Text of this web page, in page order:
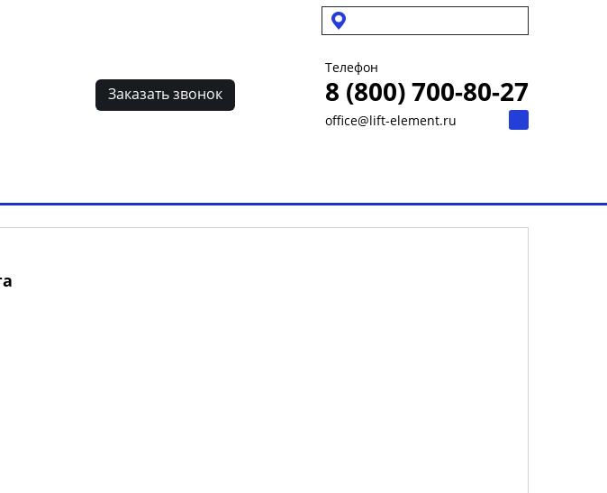
Телефон
8 (800) 700-80-27
office@lift-element.ru
Заказать звонок